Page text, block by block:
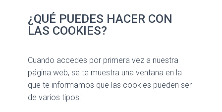
¿QUÉ PUEDES HACER CON
LAS COOKIES?
Cuando accedes por primera vez a nuestra
página web, se te muestra una ventana en la
que te informamos que las cookies pueden ser
de varios tipos: